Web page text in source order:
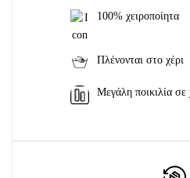
100% χειροποίητα
Πλένονται στο χέρι
Μεγάλη ποικιλία